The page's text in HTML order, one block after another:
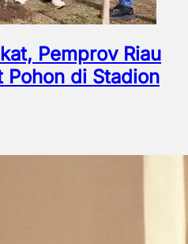
Pemprov Riau
Pohon di Stadion